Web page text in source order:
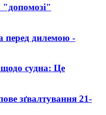
перед дилемою -
судна: Це
зґвалтування 21-